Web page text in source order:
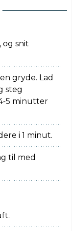
snit
gryde. Lad
steg
5 minutter
i 1 minut.
til med